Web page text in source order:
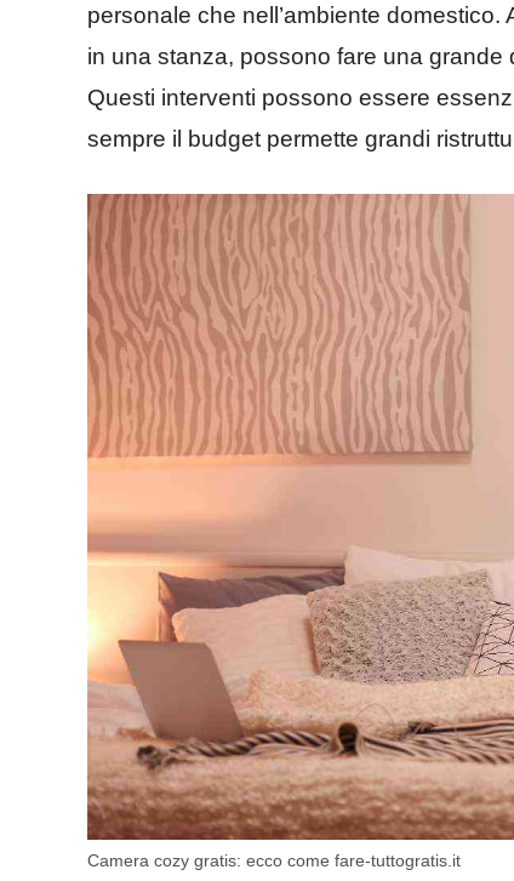
personale che nell’ambiente domestico.
in una stanza, possono fare una grande
Questi interventi possono essere
sempre il budget permette grandi
Camera cozy gratis: ecco come fare-tuttogratis.it